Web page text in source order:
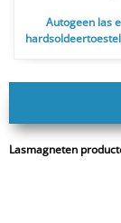
Autogeen las
Lasmagneten